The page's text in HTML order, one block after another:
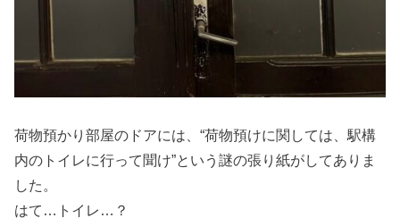
荷物預かり部屋のドアには、“荷物預けに関しては、駅構
内のトイレに行って聞け”という謎の張り紙がしてありま
した。
はて…トイレ…？